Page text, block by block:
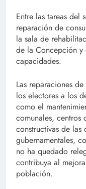
Entre las tareas del
reparación de
la sala de
de la Concepción y
capacidades.
Las reparaciones
los electores a los
como el
comunales, centros
constructivas de las
gubernamentales,
no ha quedado
contribuya al
población.